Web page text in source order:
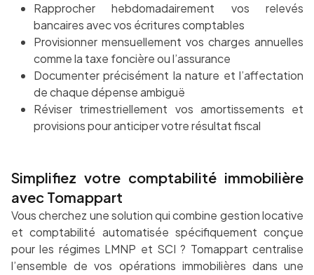
Rapprocher hebdomadairement vos relevés
bancaires avec vos écritures comptables
Provisionner mensuellement vos charges annuelles
comme la taxe foncière ou l’assurance
Documenter précisément la nature et l’affectation
de chaque dépense ambiguë
Réviser trimestriellement vos amortissements et
provisions pour anticiper votre résultat fiscal
Simplifiez votre comptabilité immobilière
avec Tomappart
Vous cherchez une solution qui combine gestion locative
et comptabilité automatisée spécifiquement conçue
pour les régimes LMNP et SCI ? Tomappart centralise
l’ensemble de vos opérations immobilières dans une